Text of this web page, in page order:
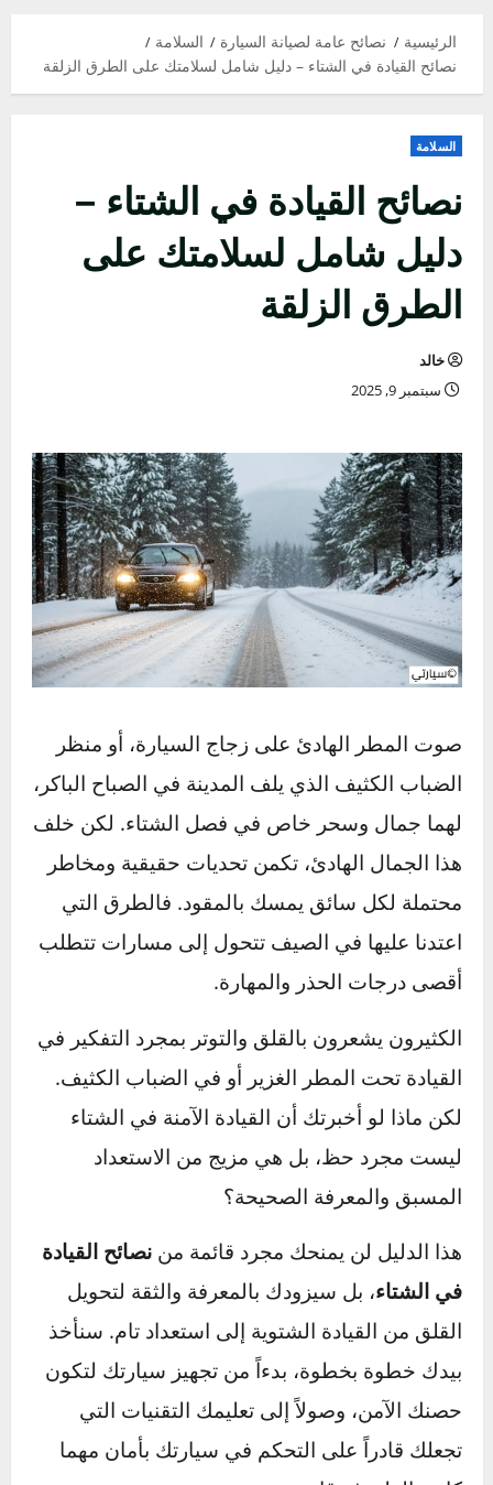
الرئيسية
الرئيسية
نصائح عامة لصيانة السيارة
السلامة
نصائح القيادة في الشتاء – دليل شامل لسلامتك على الطرق الزلقة
نصائح القيادة في الشتاء –
دليل شامل لسلامتك على
الطرق الزلقة
صوت المطر الهادئ على زجاج السيارة، أو منظر
الضباب الكثيف الذي يلف المدينة في الصباح الباكر،
لهما جمال وسحر خاص في فصل الشتاء. لكن خلف
هذا الجمال الهادئ، تكمن تحديات حقيقية ومخاطر
محتملة لكل سائق يمسك بالمقود. فالطرق التي
أقصى درجات الحذر والمهارة.
الكثيرون يشعرون بالقلق والتوتر بمجرد التفكير في
القيادة تحت المطر الغزير أو في الضباب الكثيف.
لكن ماذا لو أخبرتك أن القيادة الآمنة في الشتاء
ليست مجرد حظ، بل هي مزيج من الاستعداد
المسبق والمعرفة الصحيحة؟
هذا الدليل لن يمنحك مجرد قائمة مننصائح القيادة
في الشتاء، بل سيزودك بالمعرفة والثقة لتحويل
القلق من القيادة الشتوية إلى استعداد تام. سنأخذ
بيدك خطوة بخطوة، بدءاً من تجهيز سيارتك لتكون